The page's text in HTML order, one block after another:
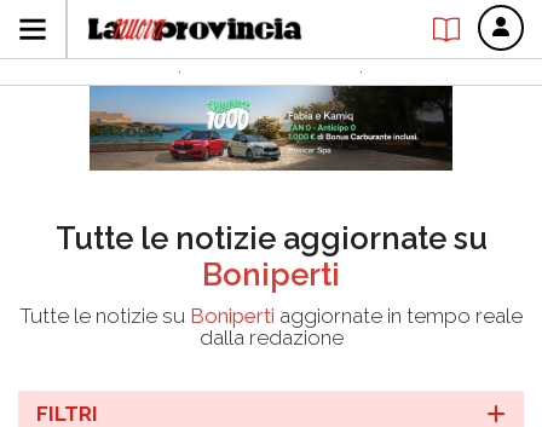
Tutte le notizie aggiornate su
Boniperti
Tutte le notizie su Boniperti aggiornate in tempo reale
dalla redazione
FILTRI